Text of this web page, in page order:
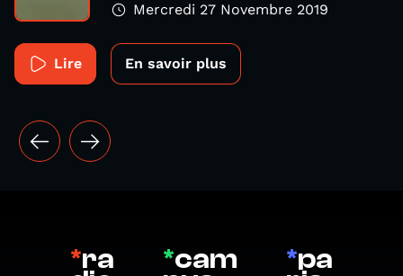
Mercredi 27 Novembre 2019
Lire En savoir plus
*ra *cam *pa